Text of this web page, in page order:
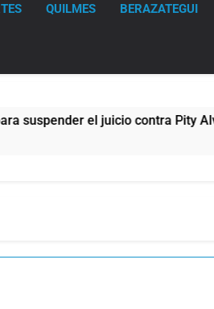
QUILMES BERAZATEGUI
contra Pity Alvarez